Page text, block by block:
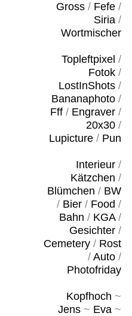
Gross/ Fefe/
Siria/
Wortmischer
Topleftpixel /
Fotok/
LostInShots/
Bananaphoto/
Fff/ Engraver/
20x30/
Lupicture/ Pun
Interieur/
Kätzchen /
Blümchen / BW
/ Bier/ Food /
Bahn / KGA/
Gesichter/
Cemetery/ Rost
/ Auto/
Photofriday
Kopfhoch ~
Jens~ Eva~